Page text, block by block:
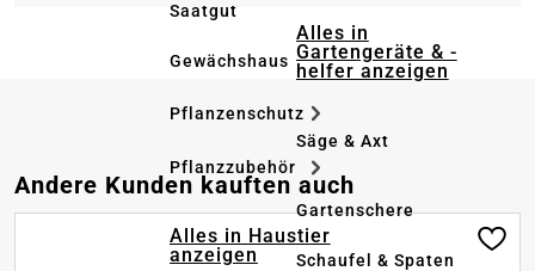
Saatgut
Gewächshaus
Pflanzenschutz
Pflanzzubehör
Alles in Haustier
anzeigen
Alles in
Gartengeräte & -
helfer anzeigen
Säge & Axt
Gartenschere
Schaufel & Spaten
Produktgalerie überspringen
Andere Kunden kauften auch